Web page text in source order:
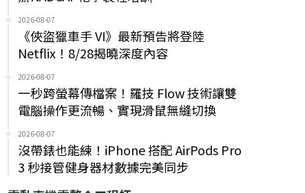
2026-08-07
《俠盜獵車手 VI》最新預告將登陸
Netflix！8/28揭曉深度內容
2026-08-07
一秒跨螢幕傳檔案！羅技 Flow 技術讓雙
電腦操作更流暢、實現滑鼠無縫切換
2026-08-07
沒帶錶也能練！iPhone 搭配 AirPods Pro
3 秒接管健身器材數據完美同步